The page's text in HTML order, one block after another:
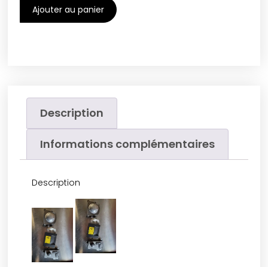
Ajouter au panier
Description
Informations complémentaires
Description